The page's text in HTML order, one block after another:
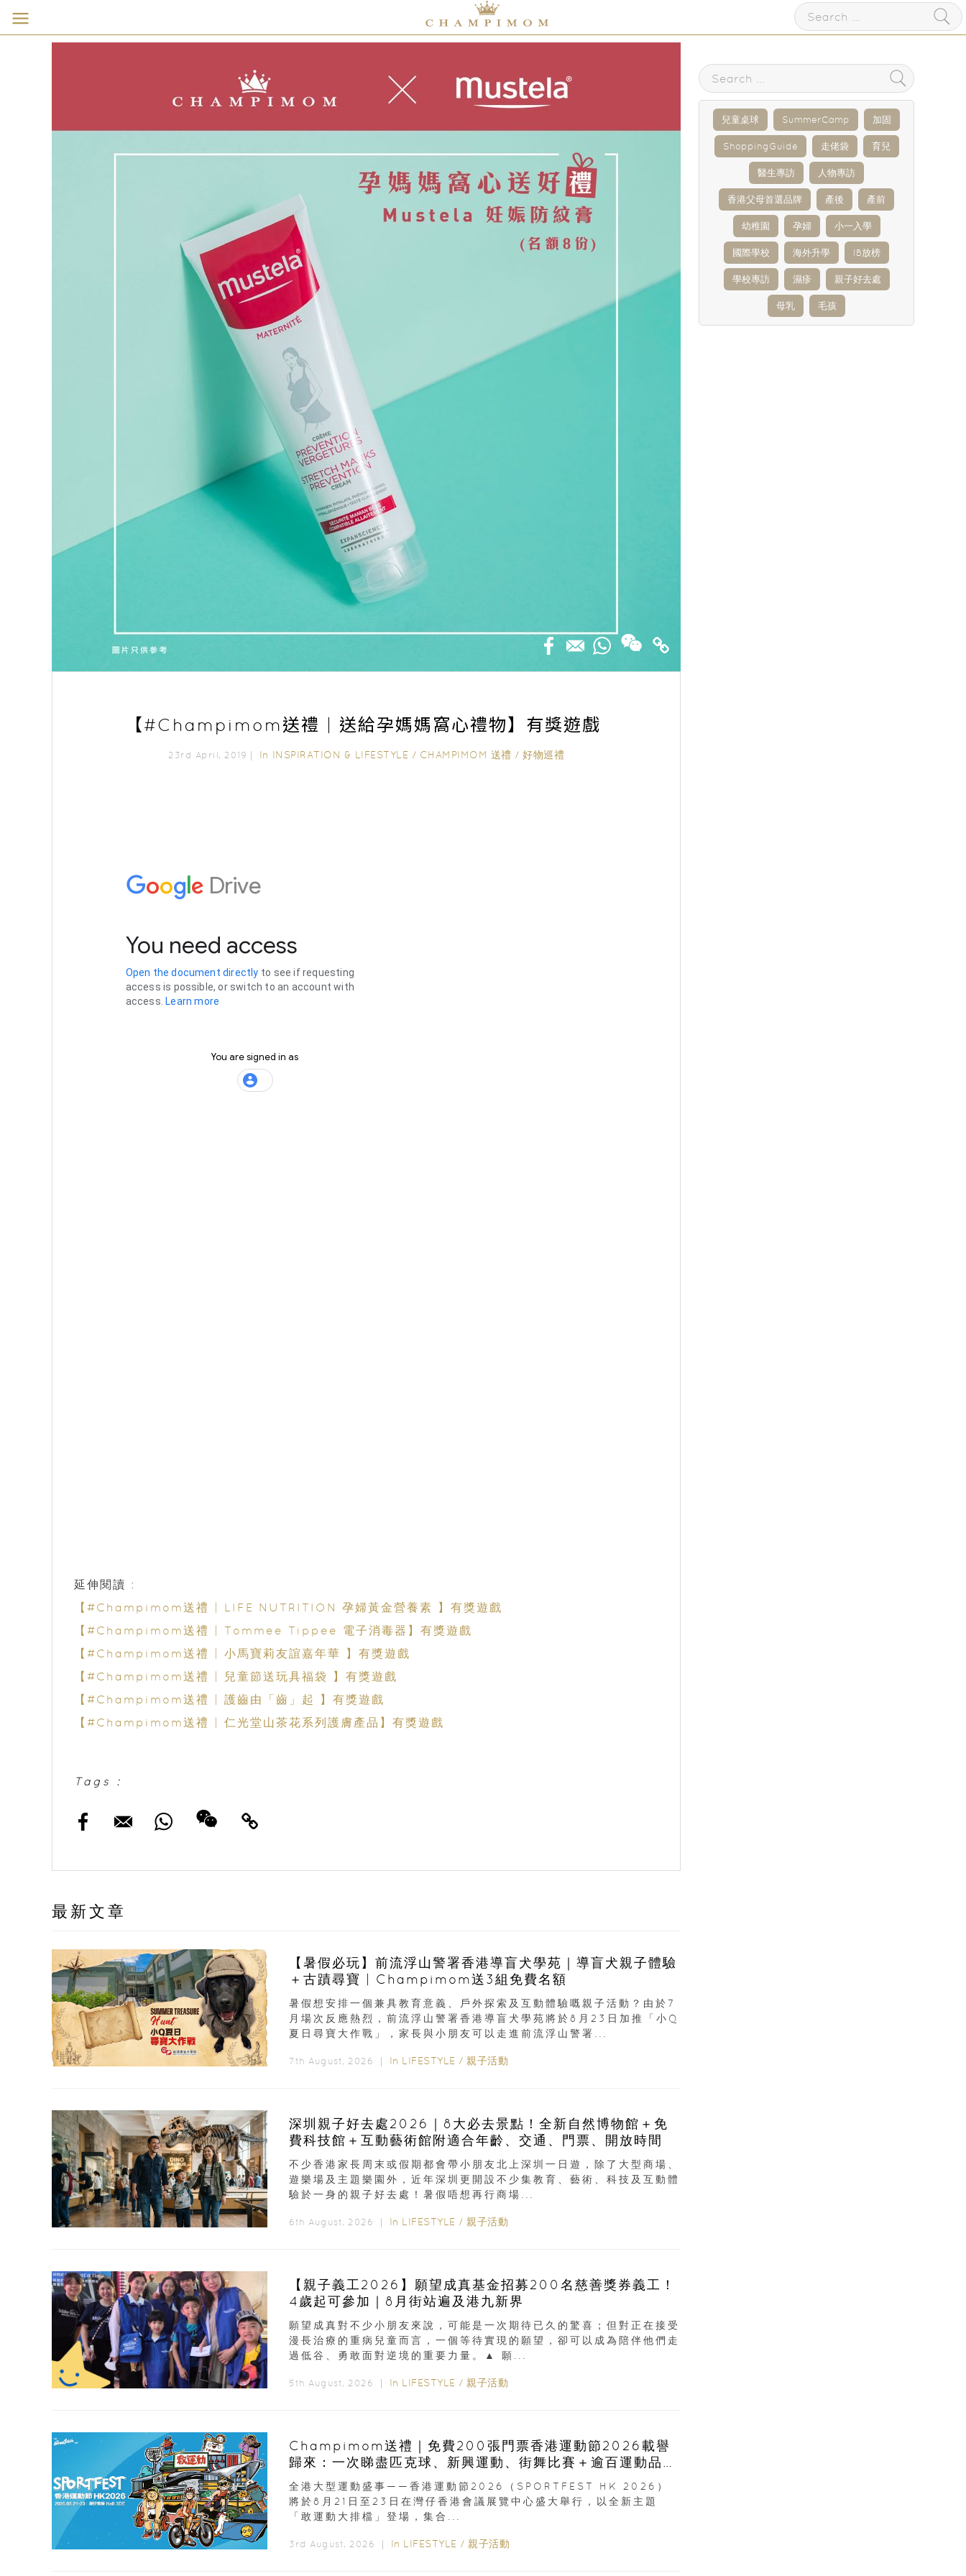
【#Champimom送禮 | 送給孕媽媽窩心禮物】有獎遊戲
23rd April, 2019｜ In INSPIRATION & LIFESTYLE / CHAMPIMOM 送禮 / 好物巡禮
延伸閱讀 :
【#Champimom送禮 | LIFE NUTRITION 孕婦黃金營養素 】有獎遊戲
【#Champimom送禮 | Tommee Tippee 電子消毒器】有獎遊戲
【#Champimom送禮 | 小馬寶莉友誼嘉年華 】有獎遊戲
【#Champimom送禮 | 兒童節送玩具福袋 】有獎遊戲
【#Champimom送禮 | 護齒由「齒」起 】有獎遊戲
【#Champimom送禮 | 仁光堂山茶花系列護膚產品】有獎遊戲
Tags :
最新文章
【暑假必玩】前流浮山警署香港導盲犬學苑｜導盲犬親子體驗
＋古蹟尋寶 | Champimom送3組免費名額
暑假想安排一個兼具教育意義、戶外探索及互動體驗嘅親子活動？由於7
月場次反應熱烈，前流浮山警署香港導盲犬學苑將於8月23日加推「小Q
夏日尋寶大作戰」，家長與小朋友可以走進前流浮山警署...
7th August, 2026 ｜ In LIFESTYLE / 親子活動
深圳親子好去處2026｜8大必去景點！全新自然博物館＋免
費科技館＋互動藝術館附適合年齡、交通、門票、開放時間
不少香港家長周末或假期都會帶小朋友北上深圳一日遊，除了大型商場、
遊樂場及主題樂園外，近年深圳更開設不少集教育、藝術、科技及互動體
驗於一身的親子好去處！暑假唔想再行商場...
6th August, 2026 ｜ In LIFESTYLE / 親子活動
【親子義工2026】願望成真基金招募200名慈善獎券義工！
4歲起可參加｜8月街站遍及港九新界
願望成真對不少小朋友來說，可能是一次期待已久的驚喜；但對正在接受
漫長治療的重病兒童而言，一個等待實現的願望，卻可以成為陪伴他們走
過低谷、勇敢面對逆境的重要力量。▲ 願...
5th August, 2026 ｜ In LIFESTYLE / 親子活動
Champimom送禮｜免費200張門票香港運動節2026載譽
歸來：一次睇盡匹克球、新興運動、街舞比賽＋逾百運動品牌
展覽
全港大型運動盛事——香港運動節2026（SPORTFEST HK 2026）
將於8月21日至23日在灣仔香港會議展覽中心盛大舉行，以全新主題
「敢運動大排檔」登場，集合...
3rd August, 2026 ｜ In LIFESTYLE / 親子活動
兒童桌球 SummerCamp 加固
ShoppingGuide 走佬袋 育兒
醫生專訪 人物專訪
香港父母首選品牌 產後 產前
幼稚園 孕婦 小一入學
國際學校 海外升學 IB放榜
學校專訪 濕疹 親子好去處
母乳 毛孩